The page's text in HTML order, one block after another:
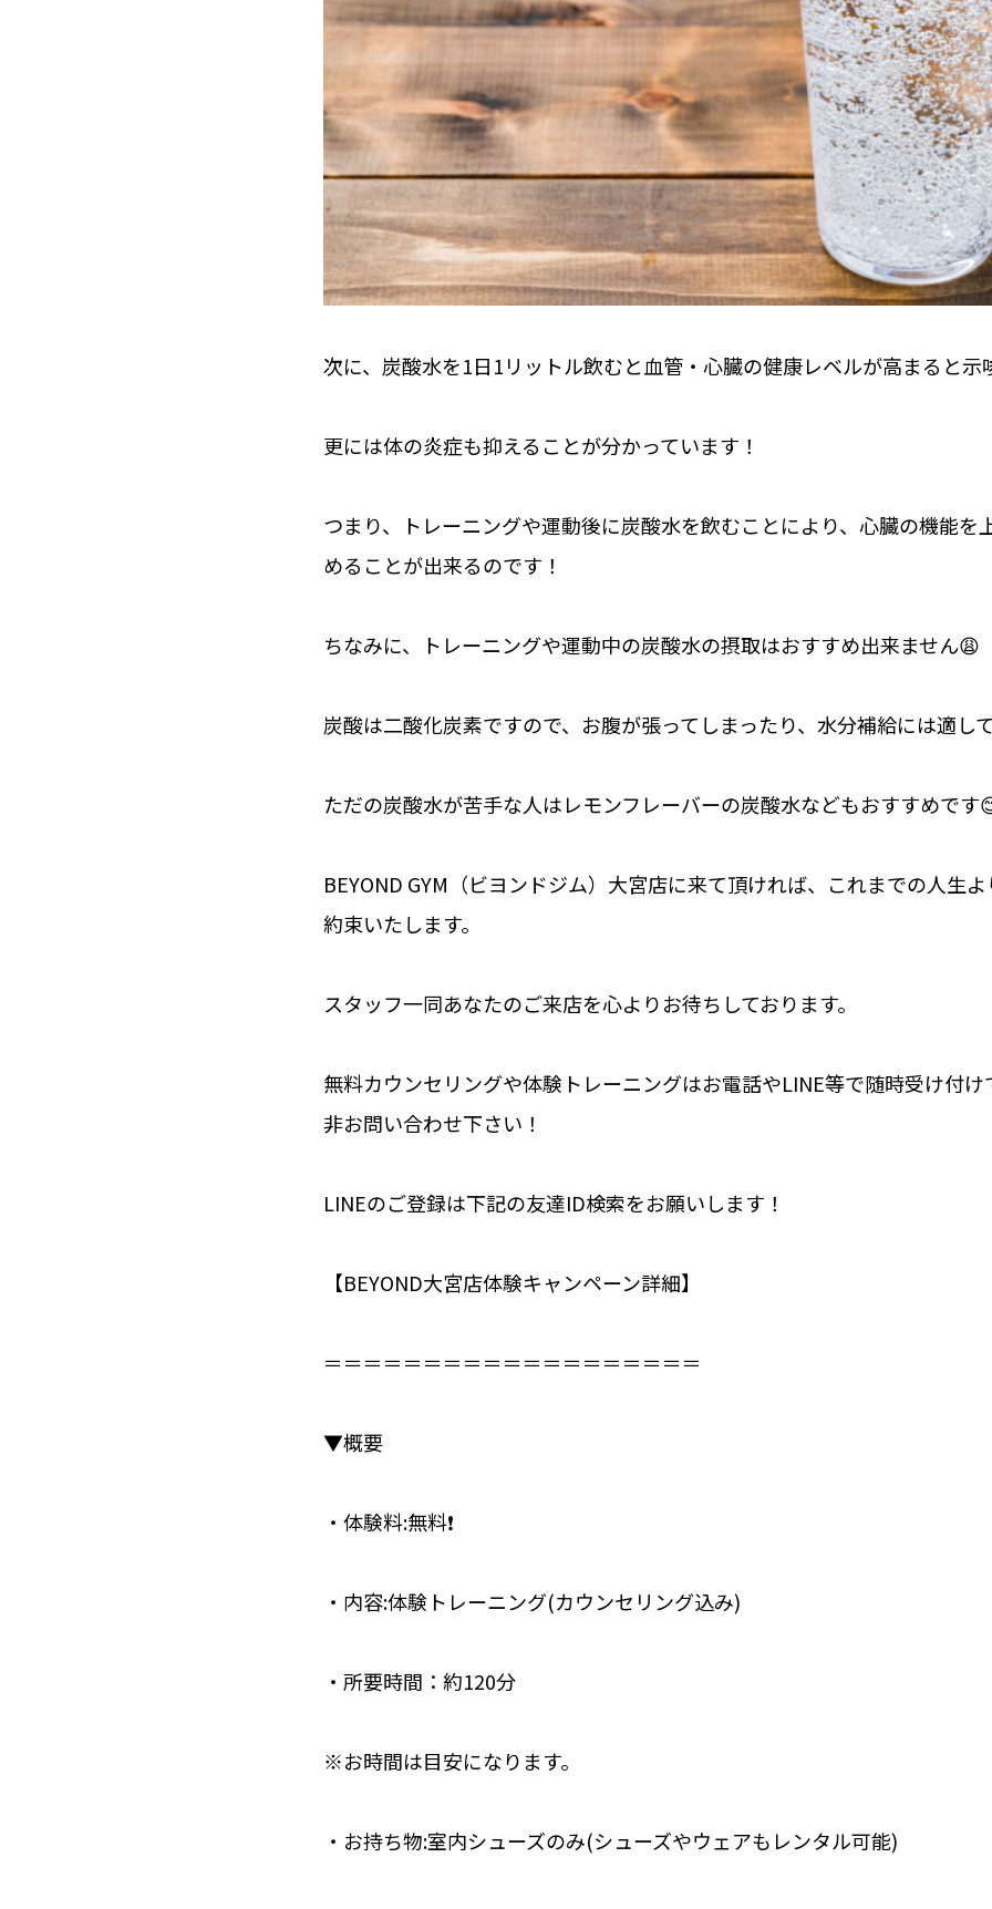
次に、炭酸水を1日1リットル飲むと血管・心臓の健康レベルが高まると示
更には体の炎症も抑えることが分かっています！
つまり、トレーニングや運動後に炭酸水を飲むことにより、心臓の機能を
めることが出来るのです！
ちなみに、トレーニングや運動中の炭酸水の摂取はおすすめ出来ません😩
炭酸は二酸化炭素ですので、お腹が張ってしまったり、水分補給には適し
ただの炭酸水が苦手な人はレモンフレーバーの炭酸水などもおすすめです
BEYOND GYM（ビヨンドジム）大宮店に来て頂ければ、これまでの人生
約束いたします。
スタッフ一同あなたのご来店を心よりお待ちしております。
無料カウンセリングや体験トレーニングはお電話やLINE等で随時受け付け
非お問い合わせ下さい！
LINEのご登録は下記の友達ID検索をお願いします！
【BEYOND大宮店体験キャンペーン詳細】⁣
＝＝＝＝＝＝＝＝＝＝＝＝＝＝＝＝＝＝＝⁣
▼概要⁣
・体験料:無料❗️
・内容:体験トレーニング(カウンセリング込み)
・所要時間：約120分
※お時間は目安になります。
・お持ち物:室内シューズのみ⁣(シューズやウェアもレンタル可能)